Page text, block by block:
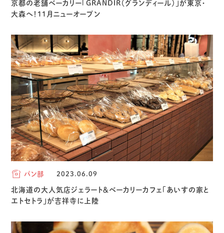
京都の老舗ベーカリー「GRANDIR（グランディール）」が東京・
大森へ！11月ニューオープン
パン部 2023.06.09
北海道の大人気店ジェラート＆ベーカリーカフェ「あいすの家と
エトセトラ」が吉祥寺に上陸